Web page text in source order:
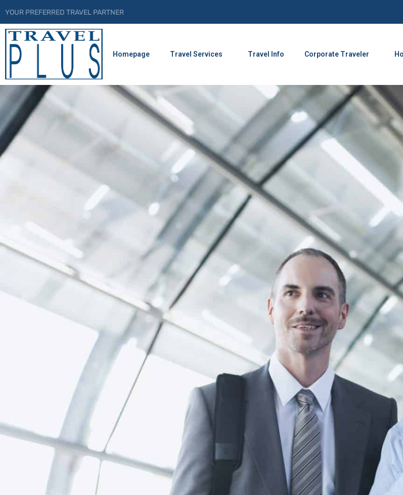
YOUR PREFERRED TRAVEL PARTNER
Homepage Travel Services Travel Info Corporate Traveler